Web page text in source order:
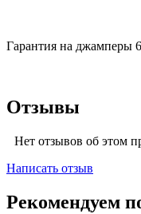
Гарантия на джамперы
Отзывы
Нет отзывов об этом
Написать отзыв
Рекомендуем